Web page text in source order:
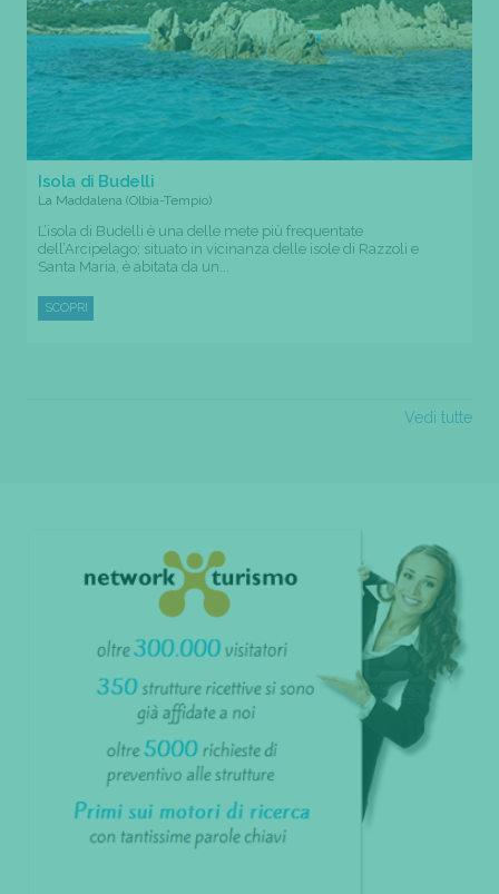
Isola di Budelli
La Maddalena (Olbia-Tempio)
L’isola di Budelli è una delle mete più frequentate
dell’Arcipelago; situato in vicinanza delle isole di Razzoli e
Santa Maria, è abitata da un...
SCOPRI
Vedi tutte